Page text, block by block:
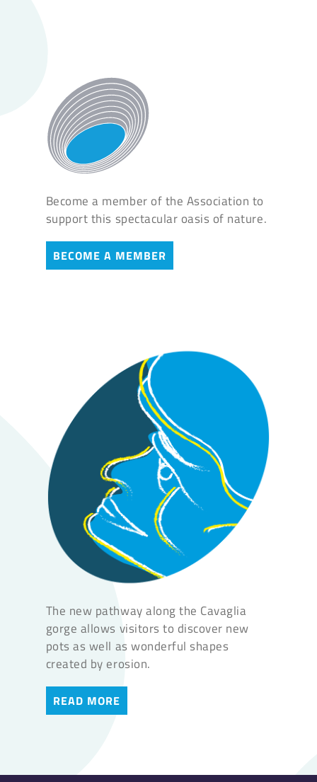
Become a member of the Association to
support this spectacular oasis of nature.
BECOME A MEMBER
The new pathway along the Cavaglia
gorge allows visitors to discover new
pots as well as wonderful shapes
created by erosion.
READ MORE